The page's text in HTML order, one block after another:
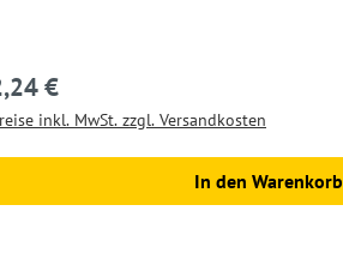
Preis:
€
inkl. MwSt. zzgl. Versandkosten
In den Warenkorb